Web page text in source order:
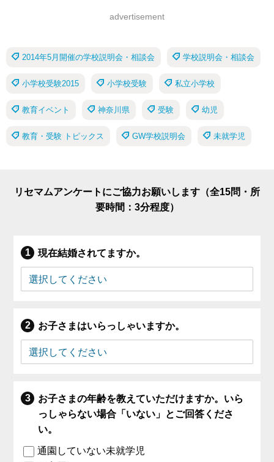
advertisement
2014年5月開催の学校説明会・相談会 学校説明会・相談会
小学校受験2015 小学校受験 私立小学校
教育イベント 神奈川県 受験 幼児
教育・受験 トピックス GW学校説明会 未就学児
リセマムアンケートにご協力お願いします（全15問・所
要時間：3分程度）
現在結婚されてますか。
お子さまはいらっしゃいますか。
お子さまの年齢を教えていただけますか。いら
っしゃらない場合「いない」とご回答くださ
い。
通園していない未就学児